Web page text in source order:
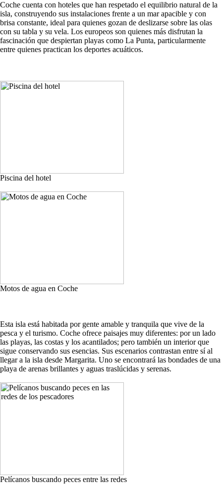
Coche cuenta con hoteles que han respetado el equilibrio natural de la
isla, construyendo sus instalaciones frente a un mar apacible y con
brisa constante, ideal para quienes gozan de deslizarse sobre las olas
con su tabla y su vela. Los europeos son quienes más disfrutan la
fascinación que despiertan playas como La Punta, particularmente
entre quienes practican los deportes acuáticos.
Piscina del hotel
Motos de agua en Coche
Esta isla está habitada por gente amable y tranquila que vive de la
pesca y el turismo. Coche ofrece paisajes muy diferentes: por un lado
las playas, las costas y los acantilados; pero también un interior que
sigue conservando sus esencias. Sus escenarios contrastan entre sí al
llegar a la isla desde Margarita. Uno se encontrará las bondades de una
playa de arenas brillantes y aguas traslúcidas y serenas.
Pelícanos buscando peces entre las redes